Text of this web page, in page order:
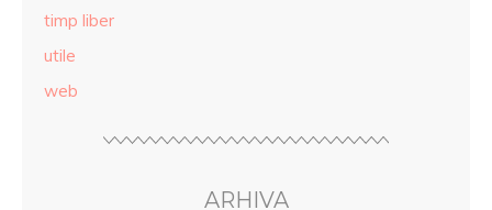
timp liber
utile
web
ARHIVA